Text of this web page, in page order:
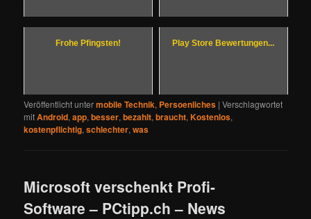
Frohe Pfingsten! Play Store Bewertungen...
Veröffentlicht untermobile Technik, Persoenliches |Verschlagwortet
mitAndroid,app,besser,bezahlt,braucht,Kostenlos,
kostenpflichtig,schlechter,was
Microsoft verschenkt Profi-
Software – PCtipp.ch – News